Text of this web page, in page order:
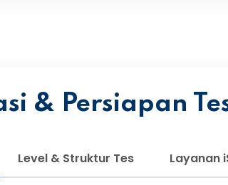
& Persiapan
Level & Struktur Tes Layanan